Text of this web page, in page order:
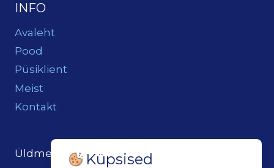
INFO
Avaleht
Pood
Püsiklient
Meist
Kontakt
Üldmeil: loits@loitsukeller.ee
Küpsised